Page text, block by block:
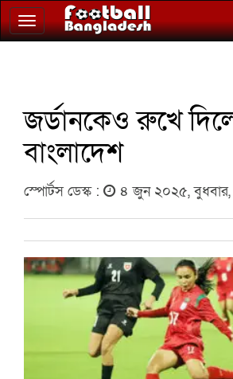
Toggle
navigation
জর্ডানকেও রুখে
বাংলাদেশ
স্পোর্টস ডেস্ক : ৪ জুন ২০২৫,